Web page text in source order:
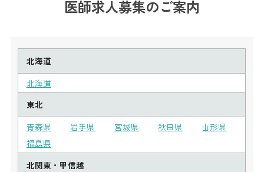
医師求人募集のご案内
北海道
北海道
東北
青森県
岩手県 宮城県 秋田県
山形県
福島県
北関東・甲信越